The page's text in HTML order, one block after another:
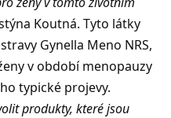
Koutná. Tyto látky
Gynella Meno NRS,
v období menopauzy
typické projevy.
produkty, které jsou